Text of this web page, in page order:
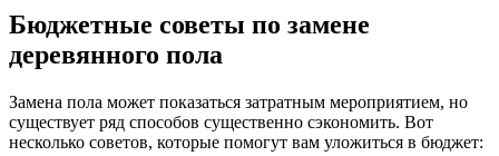
Бюджетные советы по замене
деревянного пола
Замена пола может показаться затратным мероприятием, но
существует ряд способов существенно сэкономить. Вот
несколько советов, которые помогут вам уложиться в бюджет: